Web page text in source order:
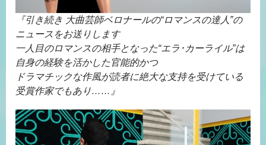
『引き続き 大曲芸師ベロナールの“ロマンスの達人”の
ニュースをお送りします
一人目のロマンスの相手となった“エラ･カーライル”は
自身の経験を活かした官能的かつ
ドラマチックな作風が読者に絶大な支持を受けている
受賞作家でもあり……』